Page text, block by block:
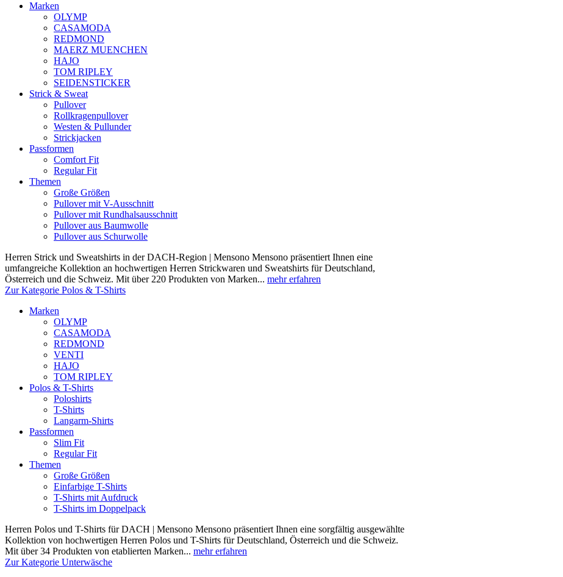
Marken
OLYMP
CASAMODA
REDMOND
MAERZ MUENCHEN
HAJO
TOM RIPLEY
SEIDENSTICKER
Strick & Sweat
Pullover
Rollkragenpullover
Westen & Pullunder
Strickjacken
Passformen
Comfort Fit
Regular Fit
Themen
Große Größen
Pullover mit V-Ausschnitt
Pullover mit Rundhalsausschnitt
Pullover aus Baumwolle
Pullover aus Schurwolle
Herren Strick und Sweatshirts in der DACH-Region | Mensono Mensono präsentiert Ihnen eine
umfangreiche Kollektion an hochwertigen Herren Strickwaren und Sweatshirts für Deutschland,
Österreich und die Schweiz. Mit über 220 Produkten von Marken... mehr erfahren
Zur Kategorie Polos & T-Shirts
Marken
OLYMP
CASAMODA
REDMOND
VENTI
HAJO
TOM RIPLEY
Polos & T-Shirts
Poloshirts
T-Shirts
Langarm-Shirts
Passformen
Slim Fit
Regular Fit
Themen
Große Größen
Einfarbige T-Shirts
T-Shirts mit Aufdruck
T-Shirts im Doppelpack
Herren Polos und T-Shirts für DACH | Mensono Mensono präsentiert Ihnen eine sorgfältig ausgewählte
Kollektion von hochwertigen Herren Polos und T-Shirts für Deutschland, Österreich und die Schweiz.
Mit über 34 Produkten von etablierten Marken... mehr erfahren
Zur Kategorie Unterwäsche